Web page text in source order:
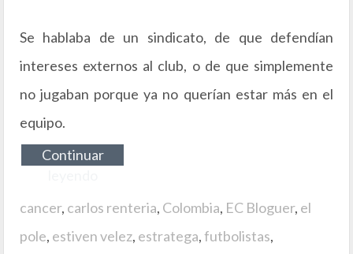
Se hablaba de un sindicato, de que defendían
intereses externos al club, o de que simplemente
no jugaban porque ya no querían estar más en el
equipo.
Continuar
cancer, carlos renteria, Colombia, EC Bloguer, el
pole, estiven velez, estratega,futbolistas,